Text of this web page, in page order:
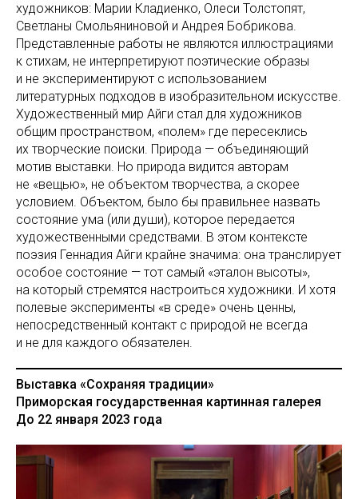
художников: Марии Кладиенко, Олеси Толстопят,
Светланы Смольяниновой и Андрея Бобрикова.
Представленные работы не являются иллюстрациями
к стихам, не интерпретируют поэтические образы
и не экспериментируют с использованием
литературных подходов в изобразительном искусстве.
Художественный мир Айги стал для художников
общим пространством, «полем» где пересеклись
их творческие поиски. Природа — объединяющий
мотив выставки. Но природа видится авторам
не «вещью», не объектом творчества, а скорее
условием. Объектом, было бы правильнее назвать
состояние ума (или души), которое передается
художественными средствами. В этом контексте
поэзия Геннадия Айги крайне значима: она транслирует
особое состояние — тот самый «эталон высоты»,
на который стремятся настроиться художники. И хотя
полевые эксперименты «в среде» очень ценны,
непосредственный контакт с природой не всегда
и не для каждого обязателен.
Выставка «Сохраняя традиции»
Приморская государственная картинная галерея
До 22 января 2023 года